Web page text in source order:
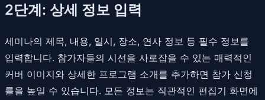
2단계: 상세 정보 입력
세미나의 제목, 내용, 일시, 장소, 연사 정보 등 필수 정보를
입력합니다. 참가자들의 시선을 사로잡을 수 있는 매력적인
커버 이미지와 상세한 프로그램 소개를 추가하면 참가 신청
률을 높일 수 있습니다. 모든 정보는 직관적인 편집기 화면에